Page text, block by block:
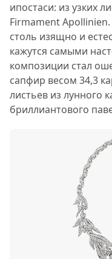
ипостаси: из узких
Firmament
столь изящно и
кажутся самыми
композиции стал
сапфир весом 34,3
листьев из лунного
бриллиантового